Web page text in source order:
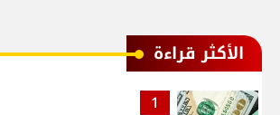
الأكثر قراءة
1